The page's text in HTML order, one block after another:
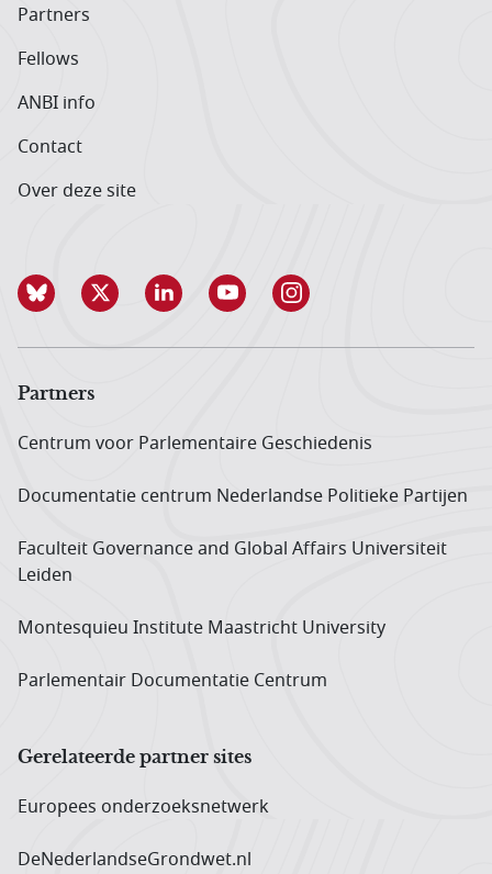
Partners
Fellows
ANBI info
Contact
Over deze site
Partners
Centrum voor Parlementaire Geschiedenis
Documentatie centrum Neder­landse Politieke Partijen
Faculteit Governance and Global Affairs Universiteit
Leiden
Montesquieu Institute Maastricht University
Parlementair Documentatie Centrum
Gerelateerde partner sites
Europees onderzoeks­netwerk
DeNederlandseGrondwet.nl